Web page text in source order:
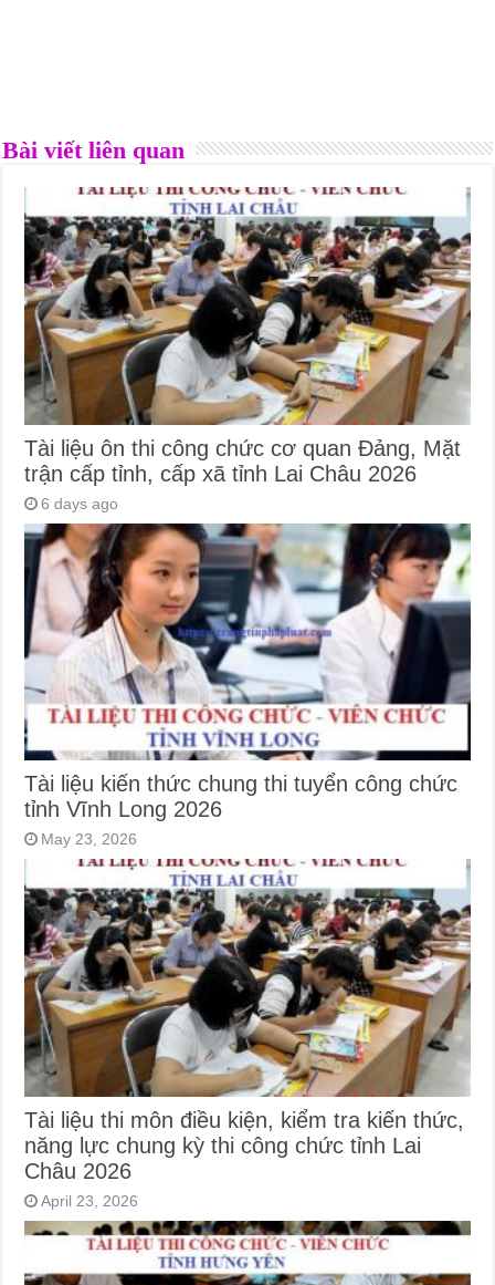
Bài viết liên quan
Tài liệu ôn thi công chức cơ quan Đảng, Mặt
trận cấp tỉnh, cấp xã tỉnh Lai Châu 2026
6 days ago
Tài liệu kiến thức chung thi tuyển công chức
tỉnh Vĩnh Long 2026
May 23, 2026
Tài liệu thi môn điều kiện, kiểm tra kiến thức,
năng lực chung kỳ thi công chức tỉnh Lai
Châu 2026
April 23, 2026